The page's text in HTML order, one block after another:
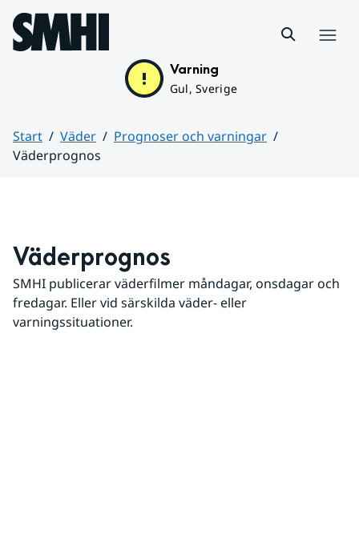
Hoppa till sidans innehåll
Varning
Gul, Sverige
Start Väder
Prognoser och varningar
Väderprognos
Väderprognos
SMHI publicerar väderfilmer måndagar, onsdagar och
fredagar. Eller vid särskilda väder- eller
varningssituationer.